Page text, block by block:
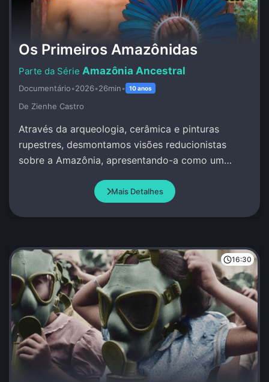
Os Primeiros Amazônidas
Amazônia Ancestral
Documentário•2026•26min• 10 anos
De Zienhe Castro
Através da arqueologia, cerâmica e pinturas
rupestres, desmontamos visões reducionistas
sobre a Amazônia, apresentando-a como um
Mais Detalhes
16:30